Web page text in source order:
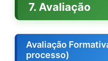
7. Avaliação
Avaliação
processo)